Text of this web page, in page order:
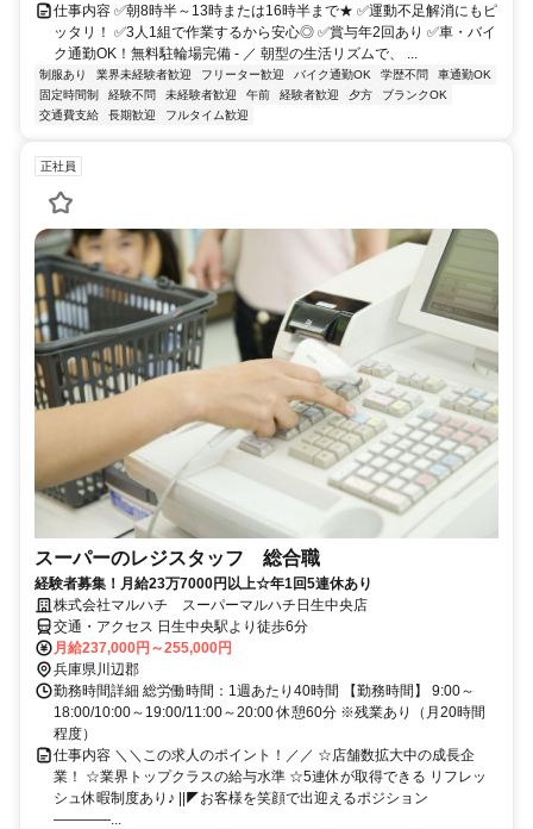
仕事内容 ✅朝8時半～13時または16時半まで★ ✅運動不足解消にもピ
ッタリ！ ✅3人1組で作業するから安心◎ ✅賞与年2回あり ✅車・バイ
ク通勤OK！無料駐輪場完備 - ／ 朝型の生活リズムで、 ...
制服あり 業界未経験者歓迎 フリーター歓迎 バイク通勤OK 学歴不問
車通勤OK
固定時間制
経験不問 未経験者歓迎 午前 経験者歓迎 夕方
ブランクOK
交通費支給
長期歓迎 フルタイム歓迎
正社員
スーパーのレジスタッフ 総合職
経験者募集！月給23万7000円以上☆年1回5連休あり
株式会社マルハチ スーパーマルハチ日生中央店
交通・アクセス 日生中央駅より徒歩6分
月給237,000円～255,000円
兵庫県川辺郡
勤務時間詳細 総労働時間：1週あたり40時間 【勤務時間】 9:00～
18:00/10:00～19:00/11:00～20:00 休憩60分 ※残業あり（月20時間
程度）
仕事内容 ＼＼この求人のポイント！／／ ☆店舗数拡大中の成長企
業！ ☆業界トップクラスの給与水準 ☆5連休が取得できる リフレッ
シュ休暇制度あり♪ ||◤お客様を笑顔で出迎えるポジション
――――...